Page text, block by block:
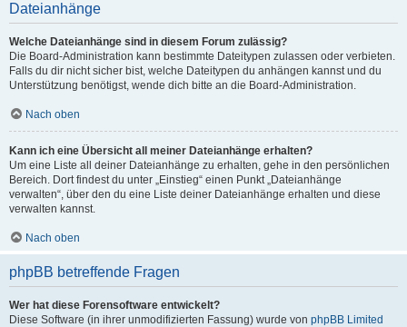
Dateianhänge
Welche Dateianhänge sind in diesem Forum zulässig?
Die Board-Administration kann bestimmte Dateitypen zulassen oder verbieten.
Falls du dir nicht sicher bist, welche Dateitypen du anhängen kannst und du
Unterstützung benötigst, wende dich bitte an die Board-Administration.
Nach oben
Kann ich eine Übersicht all meiner Dateianhänge erhalten?
Um eine Liste all deiner Dateianhänge zu erhalten, gehe in den persönlichen
Bereich. Dort findest du unter „Einstieg“ einen Punkt „Dateianhänge
verwalten“, über den du eine Liste deiner Dateianhänge erhalten und diese
verwalten kannst.
Nach oben
phpBB betreffende Fragen
Wer hat diese Forensoftware entwickelt?
Diese Software (in ihrer unmodifizierten Fassung) wurde von phpBB Limited